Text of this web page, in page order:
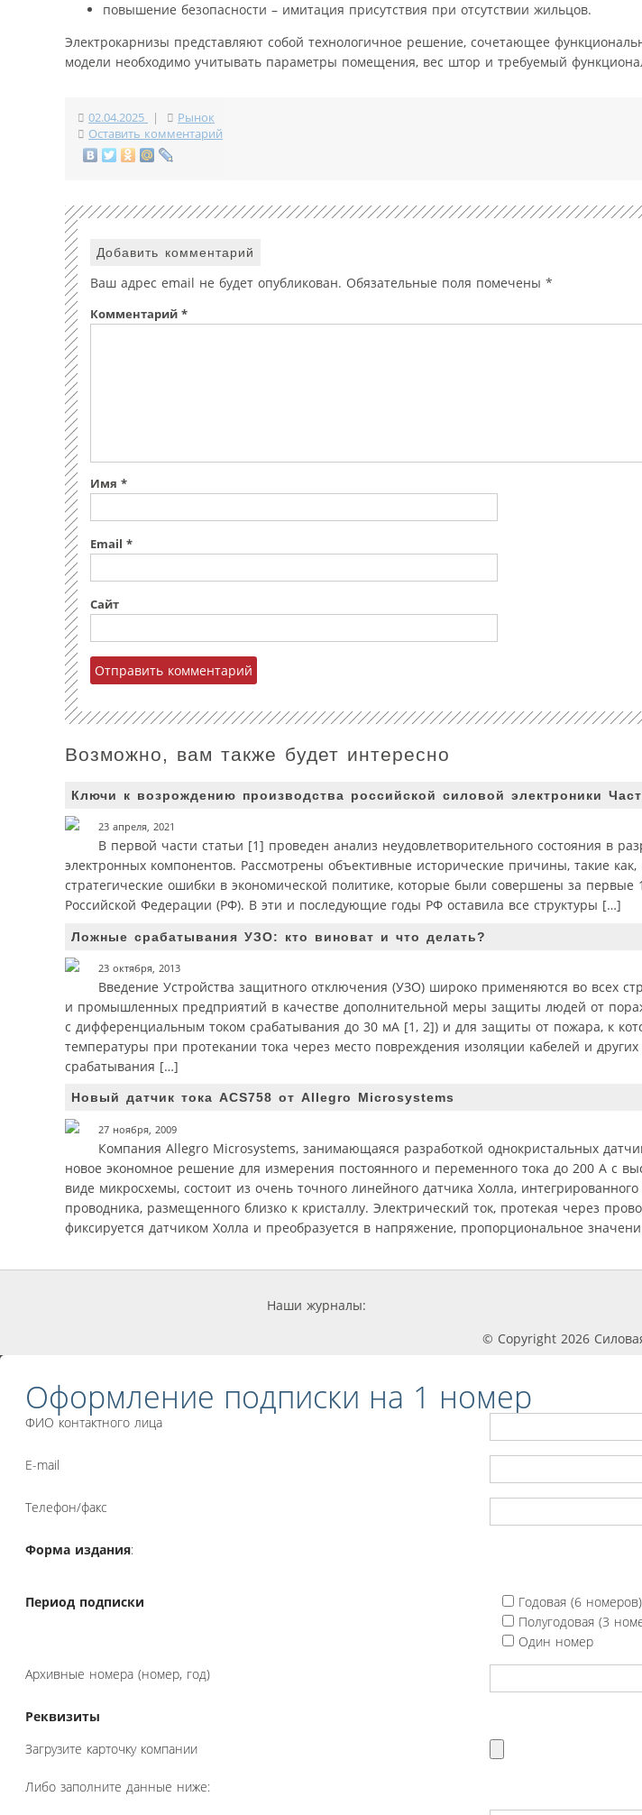
повышение безопасности – имитация присутствия при отсутствии жильцов.
Электрокарнизы представляют собой технологичное решение, сочетающее
модели необходимо учитывать параметры помещения, вес штор и требуемый
02.04.2025 |
Рынок
Оставить комментарий
Добавить комментарий
Ваш адрес email не будет опубликован. Обязательные поля помечены *
Комментарий *
Имя *
Email *
Сайт
Возможно, вам также будет интересно
Ключи к возрождению производства российской силовой электроники
23 апреля, 2021
В первой части статьи [1] проведен анализ неудовлетворительного состояния в
электронных компонентов. Рассмотрены объективные исторические причины, такие
стратегические ошибки в экономической политике, которые были совершены за первые
Российской Федерации (РФ). В эти и последующие годы РФ оставила все структуры […]
Ложные срабатывания УЗО: кто виноват и что делать?
23 октября, 2013
Введение Устройства защитного отключения (УЗО) широко применяются во всех
и промышленных предприятий в качестве дополнительной меры защиты людей от
с дифференциальным током срабатывания до 30 мА [1, 2]) и для защиты от пожара, к
температуры при протекании тока через место повреждения изоляции кабелей и
срабатывания […]
Новый датчик тока ACS758 от Allegro Microsystems
27 ноября, 2009
Компания Allegro Microsystems, занимающаяся разработкой однокристальных
новое экономное решение для измерения постоянного и переменного тока до 200 А с
виде микросхемы, состоит из очень точного линейного датчика Холла,
проводника, размещенного близко к кристаллу. Электрический ток, протекая через
фиксируется датчиком Холла и преобразуется в напряжение, пропорциональное
Наши журналы:
© Copyright 2026
Оформление подписки на 1 номер
ФИО контактного лица
E-mail
Телефон/факс
Форма издания:
Период подписки
Годовая (6 номеров)
Полугодовая (3
Один номер
Архивные номера (номер, год)
Реквизиты
Загрузите карточку компании
Либо заполните данные ниже: